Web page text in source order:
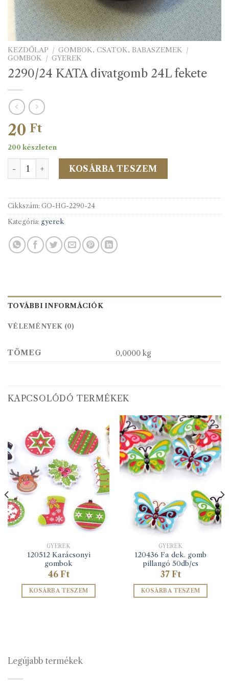
KEZDŐLAP / GOMBOK, CSATOK, BABASZEMEK /
GOMBOK / GYEREK
2290/24 KATA divatgomb 24L fekete
20 Ft
200 készleten
2290/24 KATA divatgomb 24L fekete mennyiség
KOSÁRBA TESZEM
Cikkszám: GO-HG-2290-24
Kategória: gyerek
TOVÁBBI INFORMÁCIÓK
VÉLEMÉNYEK (0)
TÖMEG 0,0000 kg
KAPCSOLÓDÓ TERMÉKEK
GYEREK
120512 Karácsonyi
gombok
46 Ft
KOSÁRBA TESZEM
GYEREK
120436 Fa dek. gomb
pillangó 50db/cs
37 Ft
KOSÁRBA TESZEM
Legújabb termékek